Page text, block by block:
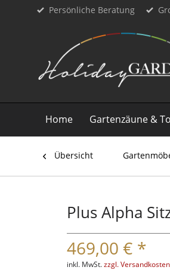
Persönliche Beratung
Home Gartenzäune &
Übersicht
Plus Alpha
469,00 € *
inkl. MwSt.zzgl. Versandkosten